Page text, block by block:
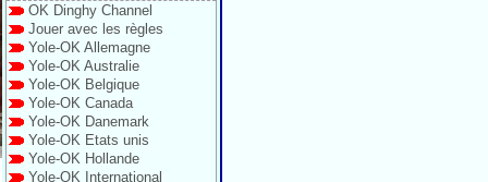
OK Dinghy Channel
Jouer avec les règles
Yole-OK Allemagne
Yole-OK Australie
Yole-OK Belgique
Yole-OK Canada
Yole-OK Danemark
Yole-OK Etats unis
Yole-OK Hollande
Yole-OK International